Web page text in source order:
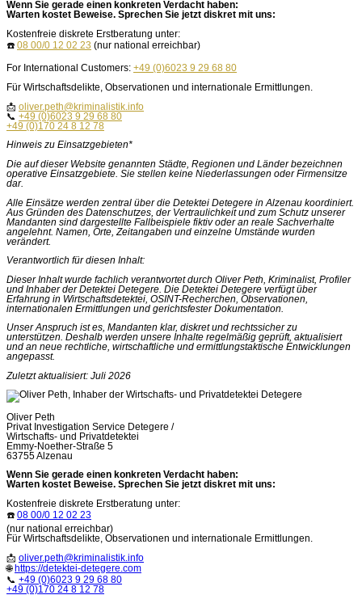
Wenn Sie gerade einen konkreten Verdacht haben:
Warten kostet Beweise. Sprechen Sie jetzt diskret mit uns:
Kostenfreie diskrete Erstberatung unter:
☎️ 08 00/0 12 02 23 (nur national erreichbar)
For International Customers: +49 (0)6023 9 29 68 80
Für Wirtschaftsdelikte, Observationen und internationale Ermittlungen.
📩 oliver.peth@kriminalistik.info
📞 +49 (0)6023 9 29 68 80
+49 (0)170 24 8 12 78
Hinweis zu Einsatzgebieten*
Die auf dieser Website genannten Städte, Regionen und Länder bezeichnen
operative Einsatzgebiete. Sie stellen keine Niederlassungen oder Firmensitze
dar.
Alle Einsätze werden zentral über die Detektei Detegere in Alzenau koordiniert.
Aus Gründen des Datenschutzes, der Vertraulichkeit und zum Schutz unserer
Mandanten sind dargestellte Fallbeispiele fiktiv oder an reale Sachverhalte
angelehnt. Namen, Orte, Zeitangaben und einzelne Umstände wurden
verändert.
Verantwortlich für diesen Inhalt:
Dieser Inhalt wurde fachlich verantwortet durch Oliver Peth, Kriminalist, Profiler
und Inhaber der Detektei Detegere. Die Detektei Detegere verfügt über
Erfahrung in Wirtschaftsdetektei, OSINT-Recherchen, Observationen,
internationalen Ermittlungen und gerichtsfester Dokumentation.
Unser Anspruch ist es, Mandanten klar, diskret und rechtssicher zu
unterstützen. Deshalb werden unsere Inhalte regelmäßig geprüft, aktualisiert
und an neue rechtliche, wirtschaftliche und ermittlungstaktische Entwicklungen
angepasst.
Zuletzt aktualisiert: Juli 2026
Oliver Peth
Privat Investigation Service Detegere /
Wirtschafts- und Privatdetektei
Emmy-Noether-Straße 5
63755 Alzenau
Wenn Sie gerade einen konkreten Verdacht haben:
Warten kostet Beweise. Sprechen Sie jetzt diskret mit uns:
Kostenfreie diskrete Erstberatung unter:
☎️ 08 00/0 12 02 23
(nur national erreichbar)
Für Wirtschaftsdelikte, Observationen und internationale Ermittlungen.
📩 oliver.peth@kriminalistik.info
🌐 https://detektei-detegere.com
📞 +49 (0)6023 9 29 68 80
+49 (0)170 24 8 12 78